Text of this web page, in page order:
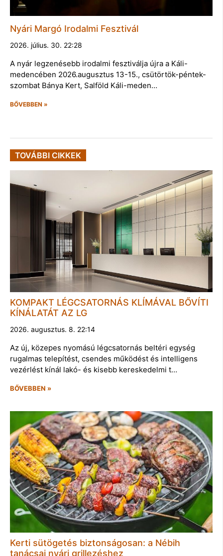
Nyári Margó Irodalmi Fesztivál
2026. július. 30. 22:28
A nyár legzenésebb irodalmi fesztiválja újra a Káli-
medencében 2026.augusztus 13-15., csütörtök-péntek-
szombat Bánya Kert, Salföld Káli-meden…
BŐVEBBEN »
TOVÁBBI CIKKEK
KOMPAKT LÉGCSATORNÁS KLÍMÁVAL BŐVÍTI
KÍNÁLATÁT AZ LG
2026. augusztus. 8. 22:14
Az új, közepes nyomású légcsatornás beltéri egység
rugalmas telepítést, csendes működést és intelligens
vezérlést kínál lakó- és kisebb kereskedelmi t…
BŐVEBBEN »
Kerti sütögetés biztonságosan: a Nébih
tanácsai nyári grillezéshez